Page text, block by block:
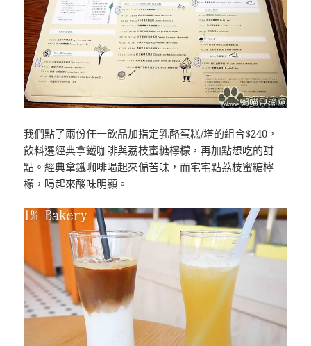
我們點了兩份任一飲品加指定乳酪蛋糕/塔的組合$240，
飲料選經典拿鐵咖啡與荔枝蜜糖檸檬，再加點想吃的甜
點。經典拿鐵咖啡喝起來偏苦味，而宅宅點荔枝蜜糖檸
檬，喝起來酸味明顯。